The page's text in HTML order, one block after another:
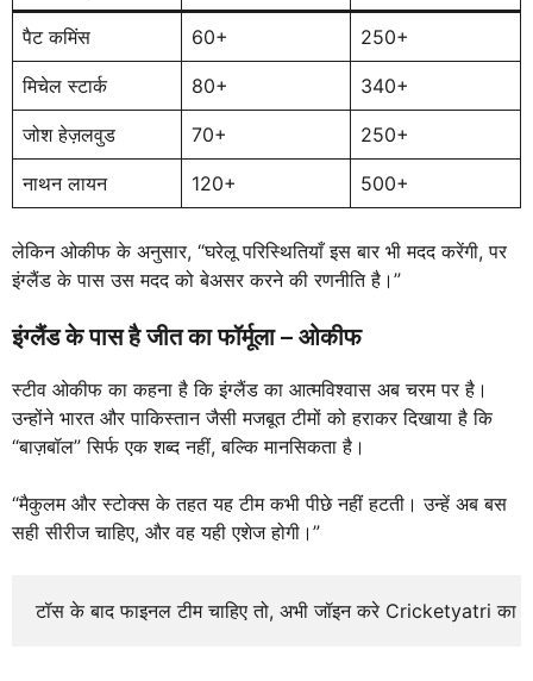
पैट कमिंस 60+ 250+
मिचेल स्टार्क 80+ 340+
जोश हेज़लवुड 70+ 250+
नाथन लायन 120+ 500+
लेकिन ओकीफ के अनुसार, “घरेलू परिस्थितियाँ इस बार भी मदद करेंगी, पर
इंग्लैंड के पास उस मदद को बेअसर करने की रणनीति है।”
इंग्लैंड के पास है जीत का फॉर्मूला – ओकीफ
स्टीव ओकीफ का कहना है कि इंग्लैंड का आत्मविश्वास अब चरम पर है।
उन्होंने भारत और पाकिस्तान जैसी मजबूत टीमों को हराकर दिखाया है कि
“बाज़बॉल” सिर्फ एक शब्द नहीं, बल्कि मानसिकता है।
“मैकुलम और स्टोक्स के तहत यह टीम कभी पीछे नहीं हटती। उन्हें अब बस
सही सीरीज चाहिए, और वह यही एशेज होगी।”
टॉस के बाद फाइनल टीम चाहिए तो, अभी जॉइन करे Cricketyatri